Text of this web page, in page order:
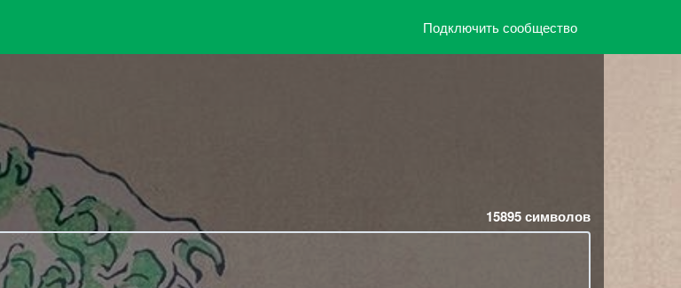
Подключить сообщество
15895символов